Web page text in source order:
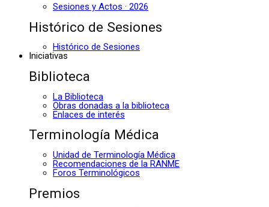
Sesiones y Actos · 2026
Histórico de Sesiones
Histórico de Sesiones
Iniciativas
Biblioteca
La Biblioteca
Obras donadas a la biblioteca
Enlaces de interés
Terminología Médica
Unidad de Terminología Médica
Recomendaciones de la RANME
Foros Terminológicos
Premios